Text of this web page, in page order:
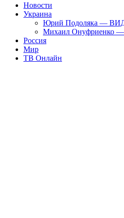
Новости
Украина
Юрий Подоляка —
Михаил Онуфриенко
Россия
Мир
ТВ Онлайн